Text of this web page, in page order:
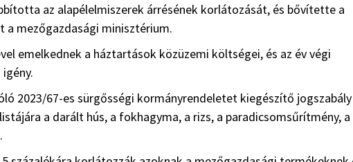
az alapélelmiszerek árrésének korlátozását, és bővítette a
mezőgazdasági minisztérium.
emelkednek a háztartások közüzemi költségei, és az év végi
2023/67-es sürgősségi kormányrendeletet kiegészítő jogszabály
a darált hús, a fokhagyma, a rizs, a paradicsomsűrítmény, a